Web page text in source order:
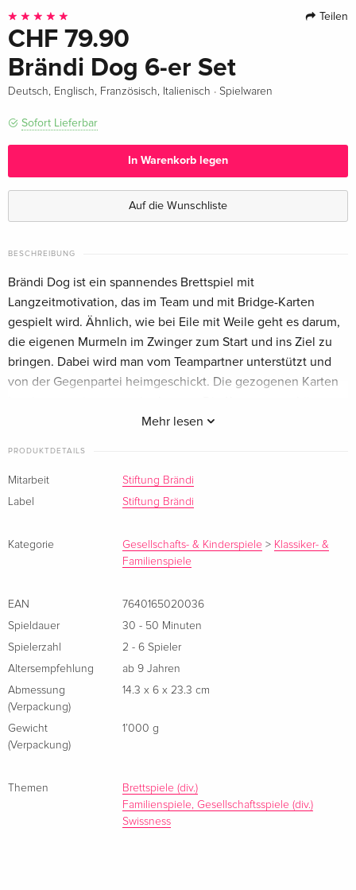
Teilen
CHF 79.90
Brändi Dog 6-er Set
Deutsch, Englisch, Französisch, Italienisch · Spielwaren
Sofort Lieferbar
In Warenkorb legen
Auf die Wunschliste
BESCHREIBUNG
Mehr lesen
Brändi Dog ist ein spannendes Brettspiel mit
Langzeitmotivation, das im Team und mit Bridge-Karten
gespielt wird. Ähnlich, wie bei Eile mit Weile geht es darum,
die eigenen Murmeln im Zwinger zum Start und ins Ziel zu
bringen. Dabei wird man vom Teampartner unterstützt und
von der Gegenpartei heimgeschickt. Die gezogenen Karten
auf Spielzüge oder auf die Teampartner aufgeteilt werden.
Die sauber verarbeiteten Holzelmente lassen sich leicht
Spielbrett zusammengefügt werden.
Spieldauer: 30 bis 50 Minuten
Der Hersteller:
Die Stiftung Brändi ist eine innovative, soziale Institution im
Kanton Luzern (Schweiz). Sie stellt Menschen mit
Behinderung Arbeits-, Ausbildungs- und Wohnplätze zur
Verfügung.
1 Spielbrett (6 Holzelemente)
2 Kartenset à 55 Karten
PRODUKTDETAILS
Mitarbeit
Stiftung Brändi
Label
Stiftung Brändi
Kategorie Gesellschafts- & Kinderspiele > Klassiker- &
Familienspiele
EAN
7640165020036
Spieldauer
30 - 50 Minuten
Spielerzahl
2 - 6 Spieler
Altersempfehlung
ab 9 Jahren
Abmessung
(Verpackung)
14.3 x 6 x 23.3 cm
Gewicht
(Verpackung)
1’000 g
Themen
Brettspiele (div.)
Familienspiele, Gesellschaftsspiele (div.)
Swissness